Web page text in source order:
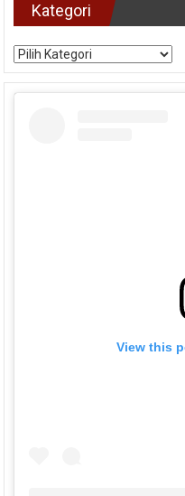
Kategori
Kategori